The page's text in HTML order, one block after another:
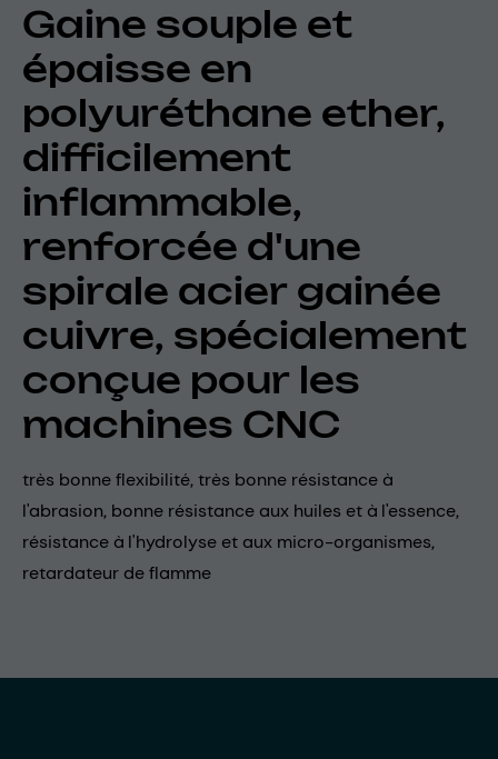
Gaine souple et
épaisse en
polyuréthane ether,
difficilement
inflammable,
renforcée d'une
spirale acier gainée
cuivre, spécialement
conçue pour les
machines CNC
très bonne flexibilité, très bonne résistance à
l'abrasion, bonne résistance aux huiles et à l'essence,
résistance à l'hydrolyse et aux micro-organismes,
retardateur de flamme